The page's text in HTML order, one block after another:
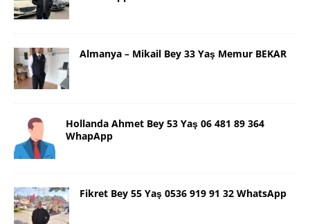
Almanya – Mikail Bey 33 Yaş Memur BEKAR
Hollanda Ahmet Bey 53 Yaş 06 481 89 364
WhapApp
Fikret Bey 55 Yaş 0536 919 91 32 WhatsApp